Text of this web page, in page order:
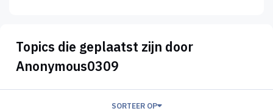
Topics die geplaatst zijn door
Anonymous0309
SORTEER OP